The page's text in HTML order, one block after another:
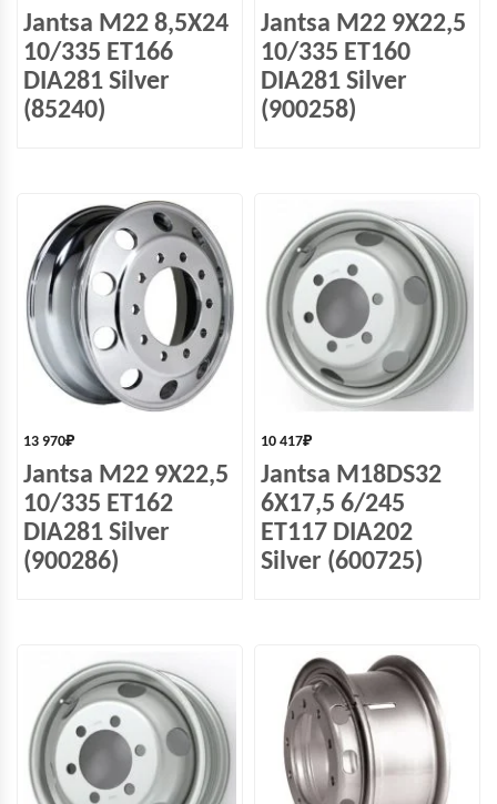
Jantsa M22 8,5X24
10/335 ET166
DIA281 Silver
(85240)
Jantsa M22 9X22,5
10/335 ET160
DIA281 Silver
(900258)
13 970₽
Jantsa M22 9X22,5
10/335 ET162
DIA281 Silver
(900286)
10 417₽
Jantsa M18DS32
6X17,5 6/245
ET117 DIA202
Silver (600725)